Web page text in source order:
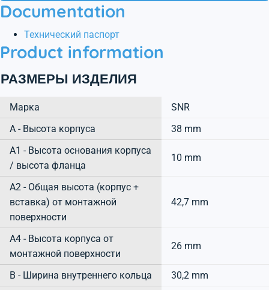
Documentation
Технический паспорт
Product information
РАЗМЕРЫ ИЗДЕЛИЯ
Марка
SNR
А - Высота корпуса
38 mm
A1 - Высота основания корпуса
/ высота фланца
10 mm
A2 - Общая высота (корпус +
вставка) от монтажной
поверхности
42,7 mm
A4 - Высота корпуса от
монтажной поверхности
26 mm
B - Ширина внутреннего кольца
30,2 mm